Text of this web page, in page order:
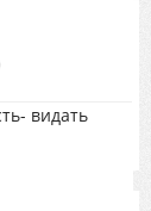
видать